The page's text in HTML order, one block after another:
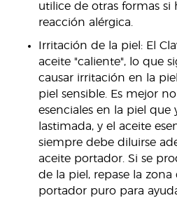
utilice de otras formas si
reacción alérgica.
Irritación de la piel: El
aceite "caliente", lo que
causar irritación en la
piel sensible. Es mejor
esenciales en la piel que
lastimada, y el aceite
siempre debe diluirse
aceite portador. Si se
de la piel, repase la
portador puro para